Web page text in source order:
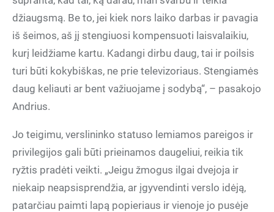
džiaugsmą. Be to, jei kiek nors laiko darbas ir pavagia
iš šeimos, aš jį stengiuosi kompensuoti laisvalaikiu,
kurį leidžiame kartu. Kadangi dirbu daug, tai ir poilsis
turi būti kokybiškas, ne prie televizoriaus. Stengiamės
daug keliauti ar bent važiuojame į sodybą“, – pasakojo
Andrius.
Jo teigimu, verslininko statuso lemiamos pareigos ir
privilegijos gali būti prieinamos daugeliui, reikia tik
ryžtis pradėti veikti. „Jeigu žmogus ilgai dvejoja ir
niekaip neapsisprendžia, ar įgyvendinti verslo idėją,
patarčiau paimti lapą popieriaus ir vienoje jo pusėje